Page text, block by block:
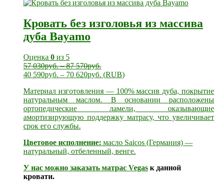
Кровать без изголовья из массива
дуба Bayamo
Оценка 0 из 5
57 030руб.–87 570руб.
40 590руб. – 70 620руб. (RUB)
Материал изготовления — 100% массив дуба, покрытие
натуральным маслом. В основании расположены
ортопедические ламели, оказывающие
амортизирующую поддержку матрасу, что увеличивает
срок его службы.
Цветовое исполнение: масло Saicos (Германия) —
натуральный, отбеленный, венге.
У нас можно заказать матрас Vegas к данной
кровати.